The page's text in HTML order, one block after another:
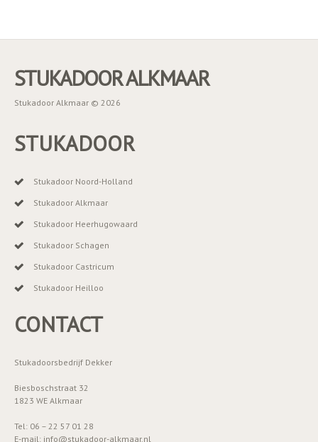
STUKADOOR ALKMAAR
Stukadoor Alkmaar © 2026
STUKADOOR
Stukadoor Noord-Holland
Stukadoor Alkmaar
Stukadoor Heerhugowaard
Stukadoor Schagen
Stukadoor Castricum
Stukadoor Heilloo
CONTACT
Stukadoorsbedrijf Dekker
Biesboschstraat 32
1823 WE Alkmaar
Tel: 06 – 22 57 01 28
E-mail: info@stukadoor-alkmaar.nl